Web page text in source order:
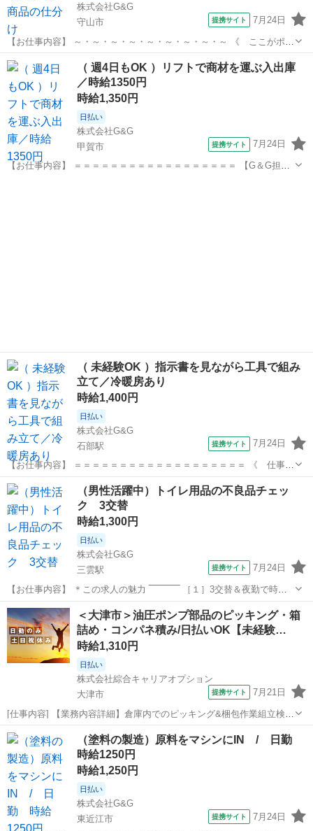
株式会社G&G
守山市
提携サイト 7月24日
【お仕事内容】 ～・～・～・～・～・～・～・～・～ 《 ここがポイ
ント 》 ・未経験スタートOK！ 体を動かす仕事が好きな方に！ ・
日曜＋平日1日休み！ 平日休みは病院・買い物にも便利！ 曜日固
滋賀 仕分け
（ 週4日もOK ）リフトで商材を運ぶ入出庫
／時給1350円
時給1,350円
日払い
株式会社G&G
甲賀市
提携サイト 7月24日
【お仕事内容】 ＝＝＝＝＝＝＝＝＝＝＝＝＝＝＝＝＝＝ 【G＆G担当
（ 未経験OK ）指示書を見ながら工具で組み
立て／冷暖房あり
時給1,400円
日払い
株式会社G&G
石部駅
提携サイト 7月24日
【お仕事内容】 ＝＝＝＝＝＝＝＝＝＝＝＝＝＝＝＝＝＝＝ 《 仕事内
容 》 指示書を見ながら 工具で組み立て作業をおこないます！ ①指
示書を確認する ②工具を使って組付け・配線 ③完成品を指定の場所に
移動 上記の内容で...
滋賀 石部駅 仕分け
（男性活躍中）トイレ用品の不良品チェッ
ク 3交替
時給1,300円
日払い
株式会社G&G
三雲駅
提携サイト 7月24日
【お仕事内容】 ＊この求人の魅力 ‾‾‾‾‾‾‾‾‾‾‾ ［１］3交替＆夜勤で時給
も収入もUP ［２］重いものは持たない！軽作業 ［３］冷暖房完備で
常に快適～＊。 ＊お仕事内容 ‾‾‾‾‾‾‾‾‾‾‾ トイレ用品の不良...
滋賀 湖南市 三雲駅 仕分け
＜大津市＞油圧ポンプ部品のピッキング・箱
詰め・コンパネ積み/日払いOK【未経験…
時給1,310円
日払い
株式会社綜合キャリアオプション
大津市
提携サイト 7月21日
[仕事内容] 【業務内容詳細】倉庫内でのピッキング&梱包作業組立検査
が終わったポンプ部品を木箱やプラスチック箱に詰めていきます。 箱
の中には格子状の枠があるので、 向きをそろえて入れていきます。 詰
め終わった箱をコンパネに積...
滋賀 仕分け
（塗料の製造）原料をマシンにIN / 日勤
時給1250円
時給1,250円
日払い
株式会社G&G
東近江市
提携サイト 7月24日